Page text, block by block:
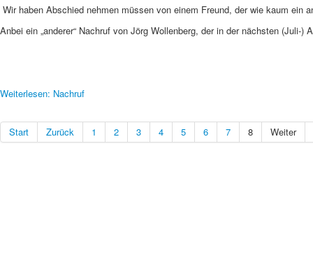
Wir haben Abschied nehmen müssen von einem Freund, der wie kaum ein
Anbei ein „anderer“ Nachruf von Jörg Wollenberg, der in der nächsten (Juli-
Weiterlesen: Nachruf
Start Zurück 1 2 3 4 5 6 7 8 Weiter